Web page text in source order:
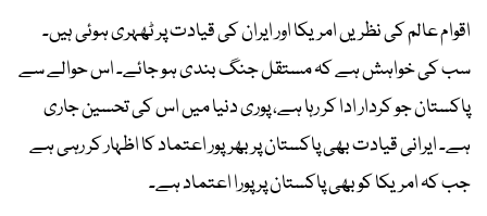
اقوام عالم کی نظریں امریکا اور ایران کی قیادت پر ٹھہری ہوئی ہیں۔
سب کی خواہش ہے کہ مستقل جنگ بندی ہو جائے۔ اس حوالے سے
پاکستان جو کردار ادا کر رہا ہے، پوری دنیا میں اس کی تحسین جاری
ہے۔ ایرانی قیادت بھی پاکستان پر بھرپور اعتماد کا اظہار کر رہی ہے
جب کہ امریکا کو بھی پاکستان پر پورا اعتماد ہے۔